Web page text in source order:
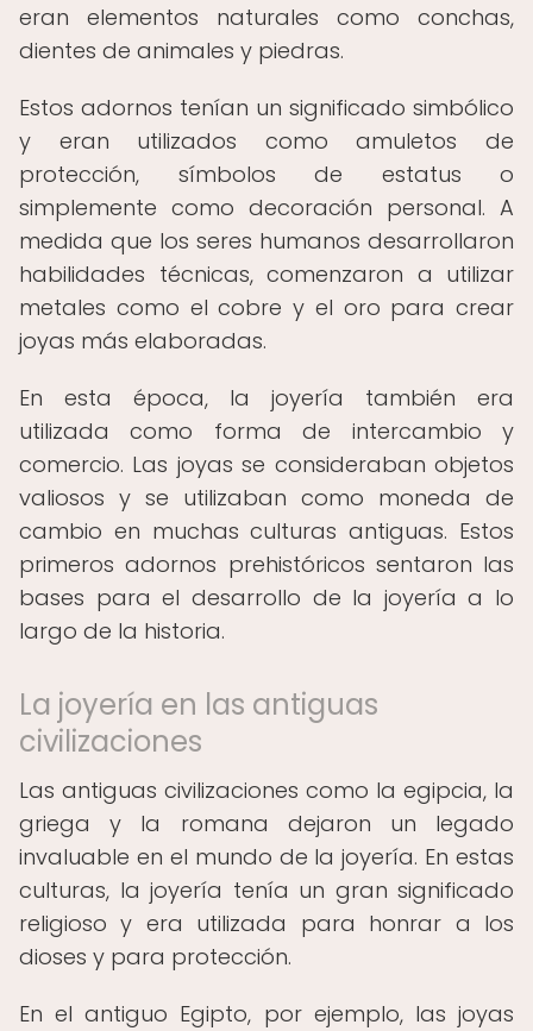
eran elementos naturales como conchas,
dientes de animales y piedras.
Estos adornos tenían un significado simbólico
y eran utilizados como amuletos de
protección, símbolos de estatus o
simplemente como decoración personal. A
medida que los seres humanos desarrollaron
habilidades técnicas, comenzaron a utilizar
metales como el cobre y el oro para crear
joyas más elaboradas.
En esta época, la joyería también era
utilizada como forma de intercambio y
comercio. Las joyas se consideraban objetos
valiosos y se utilizaban como moneda de
cambio en muchas culturas antiguas. Estos
primeros adornos prehistóricos sentaron las
bases para el desarrollo de la joyería a lo
largo de la historia.
La joyería en las antiguas
civilizaciones
Las antiguas civilizaciones como la egipcia, la
griega y la romana dejaron un legado
invaluable en el mundo de la joyería. En estas
culturas, la joyería tenía un gran significado
religioso y era utilizada para honrar a los
dioses y para protección.
En el antiguo Egipto, por ejemplo, las joyas